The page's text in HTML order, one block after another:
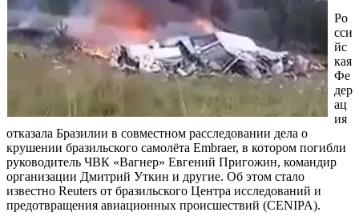
Ро
сси
йс
кая
Фе
дер
ац
ия
отказала Бразилии в совместном расследовании дела о
крушении бразильского самолёта Embraer, в котором погибли
руководитель ЧВК «Вагнер» Евгений Пригожин, командир
организации Дмитрий Уткин и другие. Об этом стало
известно Reuters от бразильского Центра исследований и
предотвращения авиационных происшествий (CENIPA).